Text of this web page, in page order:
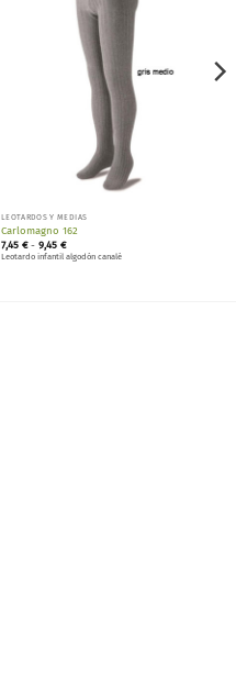
LEOTARDOS Y MEDIAS
Carlomagno 162
7,45 € - 9,45 €Rango
de
precios:
Leotardo infantil algodón canalé